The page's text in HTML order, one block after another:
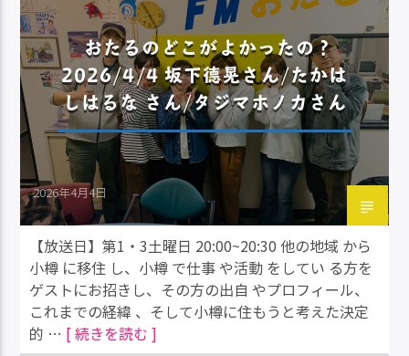
おたるのどこがよかったの？
2026/4/4 坂下德晃さん/たかは
しはるな さん/タジマホノカさん
2026年4月4日
【放送日】第1・3土曜日 20:00~20:30 他の地域 から
小樽 に移住 し、小樽 で仕事 や活動 をしてい る方を
ゲストにお招きし、その方の出自 やプロフィール、
これまでの経緯 、そして小樽に住もうと考えた決定
的 … [ 続きを読む ]